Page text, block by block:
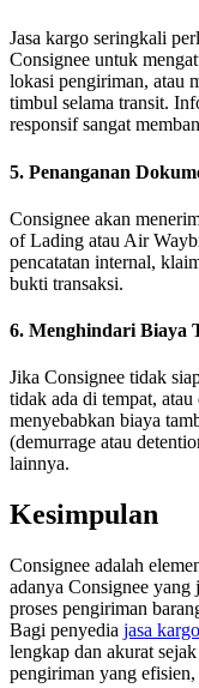
Jasa kargo seringkali
Consignee untuk
lokasi pengiriman, atau
timbul selama transit.
responsif sangat
5. Penanganan
Consignee akan
of Lading atau Air
pencatatan internal,
bukti transaksi.
6. Menghindari Biaya
Jika Consignee tidak
tidak ada di tempat,
menyebabkan biaya
(demurrage atau
lainnya.
Kesimpulan
Consignee adalah
adanya Consignee
proses pengiriman
Bagi penyedia jasa kargo
lengkap dan akurat
pengiriman yang efisien,